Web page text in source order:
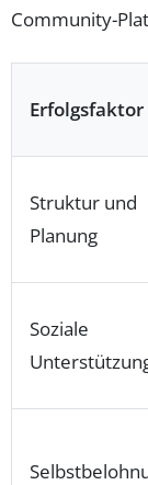
Community-
Erfolgsfaktor
Struktur und
Planung
Soziale